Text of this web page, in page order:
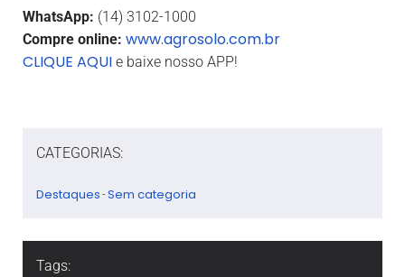
WhatsApp: (14) 3102-1000
Compre online: www.agrosolo.com.br
CLIQUE AQUI e baixe nosso APP!
CATEGORIAS:
Destaques -Sem categoria
Tags: